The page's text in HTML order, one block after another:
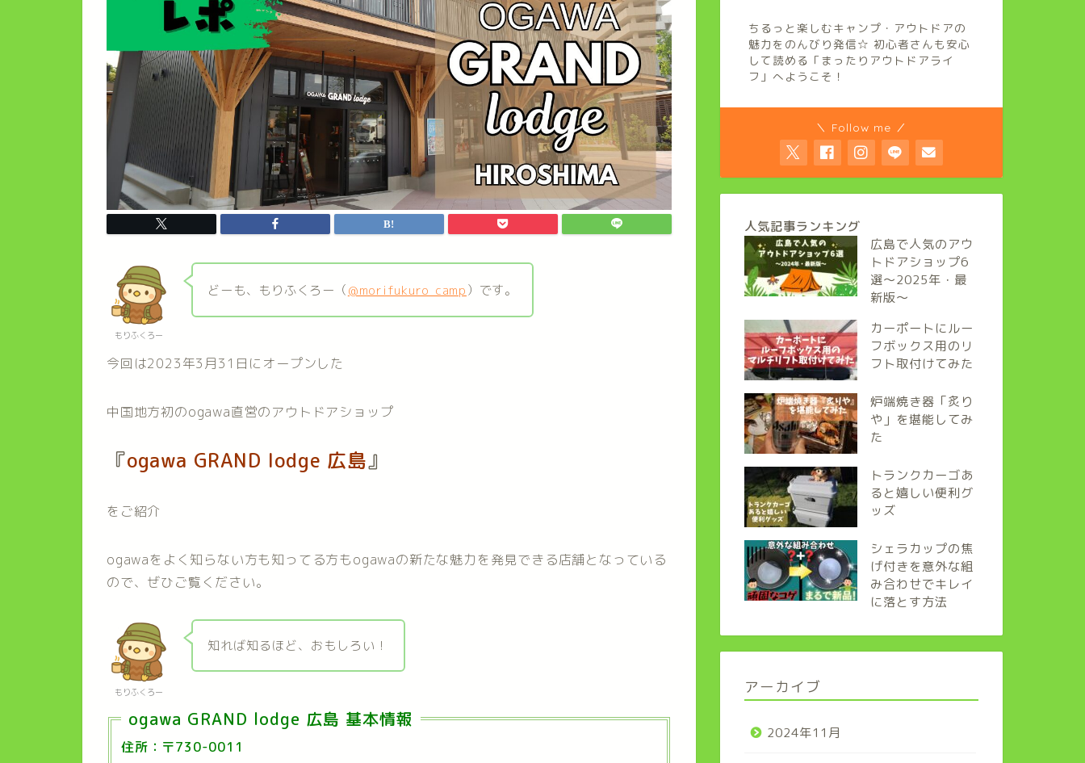
もりふくろー
どーも、もりふくろー（@morifukuro_camp）です。
今回は2023年3月31日にオープンした
中国地方初のogawa直営のアウトドアショップ
『ogawa GRAND lodge 広島』
をご紹介
ogawaをよく知らない方も知ってる方もogawaの新たな魅力を発見できる店舗となっている
ので、ぜひご覧ください。
もりふくろー
知れば知るほど、おもしろい！
ogawa GRAND lodge 広島 基本情報
住所：〒730-0011
ちるっと楽しむキャンプ・アウトドアの
魅力をのんびり発信☆ 初心者さんも安心
して読める「まったりアウトドアライ
フ」へようこそ！
＼ Follow me ／
人気記事ランキング
広島で人気のアウ
トドアショップ6
選～2025年・最
新版～
カーポートにルー
フボックス用のリ
フト取付けてみた
炉端焼き器「炙り
や」を堪能してみ
た
トランクカーゴあ
ると嬉しい便利グ
ッズ
シェラカップの焦
げ付きを意外な組
み合わせでキレイ
に落とす方法
アーカイブ
2024年11月